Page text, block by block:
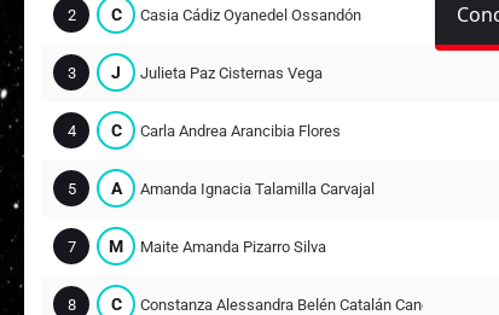
2 C Casia Cádiz Oyanedel Ossandón
3 J Julieta Paz Cisternas Vega
4 C Carla Andrea Arancibia Flores
5 A Amanda Ignacia Talamilla Carvajal
7 M Maite Amanda Pizarro Silva
8 C Constanza Alessandra Belén Catalán Caneo